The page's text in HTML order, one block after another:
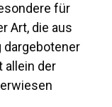
für
Art, die aus
allein der